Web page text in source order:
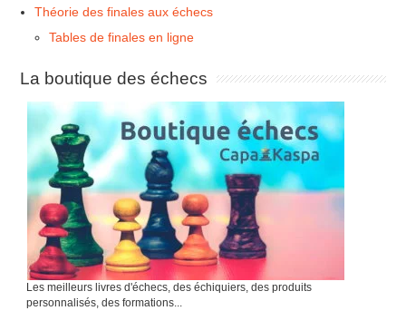
Théorie des finales aux échecs
Tables de finales en ligne
La boutique des échecs
Les meilleurs livres d'échecs, des échiquiers, des produits
personnalisés, des formations...